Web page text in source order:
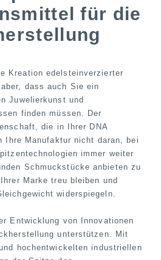
für die
Kreation edelsteinverzierter
dass auch Sie ein
Juwelierkunst und
finden müssen. Der
die in Ihrer DNA
Ihre Manufaktur nicht daran, bei
immer weiter
Schmuckstücke anbieten zu
Marke treu bleiben und
widerspiegeln.
Entwicklung von Innovationen
unterstützen. Mit
hochentwickelten industriellen